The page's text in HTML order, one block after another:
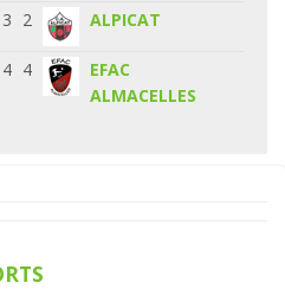
3 2 ALPICAT
4 4
EFAC
ALMACELLES